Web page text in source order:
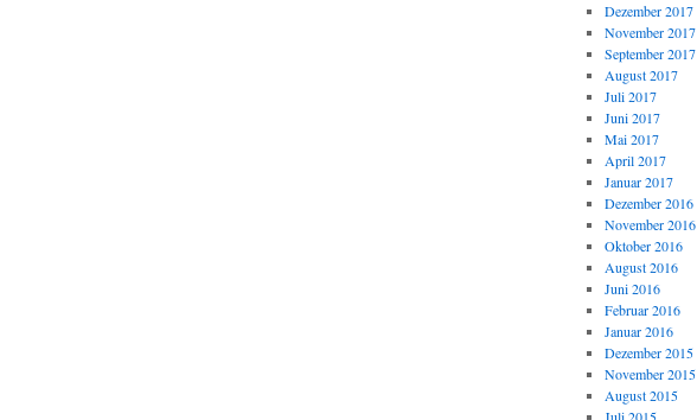
Dezember 2017
November 2017
September 2017
August 2017
Juli 2017
Juni 2017
Mai 2017
April 2017
Januar 2017
Dezember 2016
November 2016
Oktober 2016
August 2016
Juni 2016
Februar 2016
Januar 2016
Dezember 2015
November 2015
August 2015